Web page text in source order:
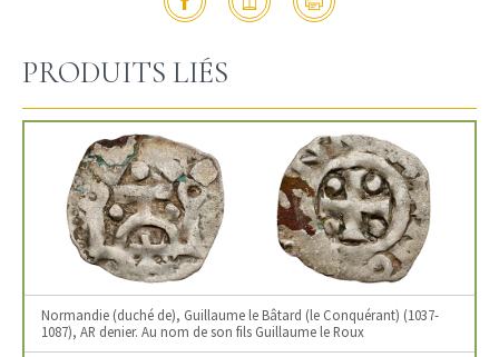
PRODUITS LIÉS
Normandie (duché de), Guillaume le Bâtard (le Conquérant) (1037-
1087), AR denier. Au nom de son fils Guillaume le Roux